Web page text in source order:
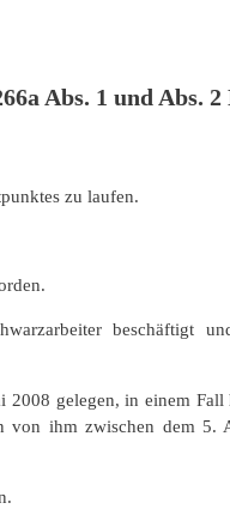
Abs. 1 und Abs. 2
zu laufen.
beschäftigt
gelegen, in einem
von ihm zwischen dem